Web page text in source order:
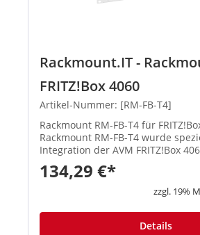
Rackmount.IT -
FRITZ!Box 4060
Artikel-Nummer: [RM-FB-T4]
Rackmount RM-FB-T4 für
Rackmount RM-FB-T4 wurde
Integration der AVM FRITZ!Box
Server-Racks entwickelt. Es
professionelle, platzsparende und
Montage, wobei alle Anschlüsse
134,29 €*
zzgl. 19%
Details